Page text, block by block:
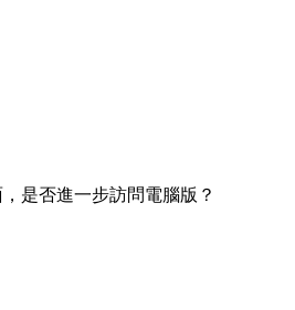
是否進一步訪問電腦版？